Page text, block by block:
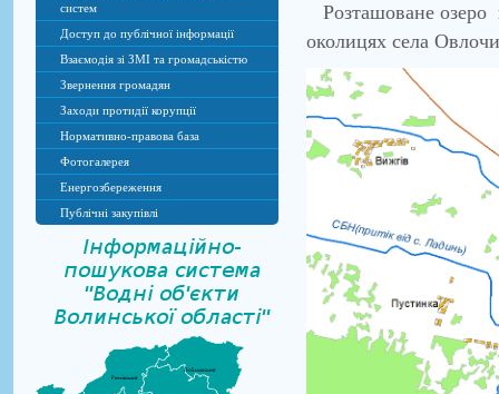
систем
Доступ до публічної інформації
Взаємодія зі ЗМІ та громадськістю
Звернення громадян
Заходи протидії корупції
Нормативно-правова база
Фотогалерея
Енергозбереження
Публічні закупівлі
Розташоване озеро
околицях села